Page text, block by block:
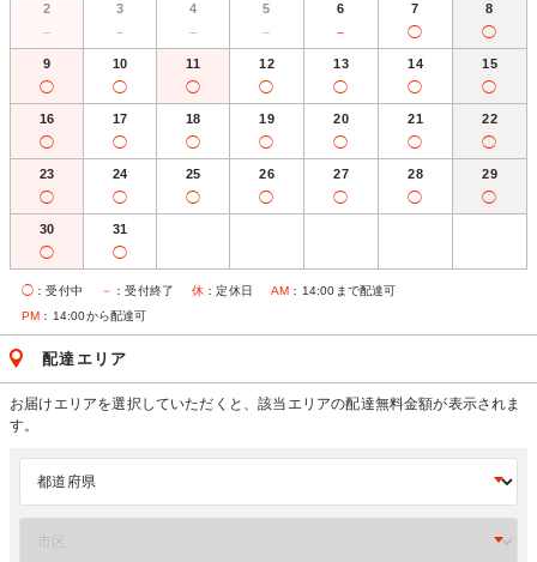
2
－
3
－
4
－
5
－
6
－
7
◯
8
◯
9
◯
10
◯
11
◯
12
◯
13
◯
14
◯
15
◯
16
◯
17
◯
18
◯
19
◯
20
◯
21
◯
22
◯
23
◯
24
◯
25
◯
26
◯
27
◯
28
◯
29
◯
30
◯
31
◯
◯ ：受付中 － ：受付終了 休 ：定休日 AM ：14:00まで配達可
PM ：14:00から配達可
配達エリア
お届けエリアを選択していただくと、該当エリアの配達無料金額が表示されま
す。